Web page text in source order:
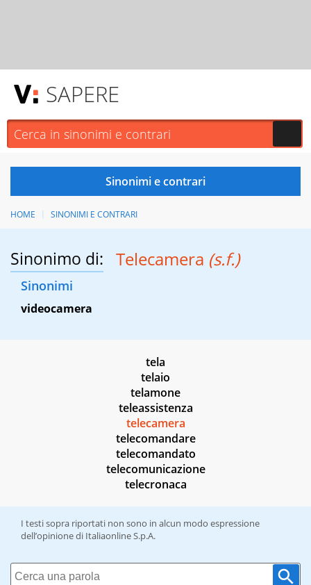
SAPERE
HOME SINONIMI E CONTRARI
Sinonimo di: Telecamera (s.f.)
Sinonimi
videocamera
tela
telaio
telamone
teleassistenza
telecamera
telecomandare
telecomandato
telecomunicazione
telecronaca
I testi sopra riportati non sono in alcun modo espressione
dell’opinione di Italiaonline S.p.A.